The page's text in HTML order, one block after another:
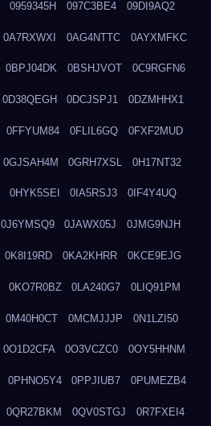
0959345H 097C3BE4 09DI9AQ2
0A7RXWXI 0AG4NTTC 0AYXMFKC
0BPJ04DK 0BSHJVOT 0C9RGFN6
0D38QEGH 0DCJSPJ1 0DZMHHX1
0FFYUM84 0FLIL6GQ 0FXF2MUD
0GJSAH4M 0GRH7XSL 0H17NT32
0HYK5SEI 0IA5RSJ3 0IF4Y4UQ
0J6YMSQ9 0JAWX05J 0JMG9NJH
0K8I19RD 0KA2KHRR 0KCE9EJG
0KO7R0BZ 0LA240G7 0LIQ91PM
0M40H0CT 0MCMJJJP 0N1LZI50
0O1D2CFA 0O3VCZC0 0OY5HHNM
0PHNO5Y4 0PPJIUB7 0PUMEZB4
0QR27BKM 0QV0STGJ 0R7FXEI4